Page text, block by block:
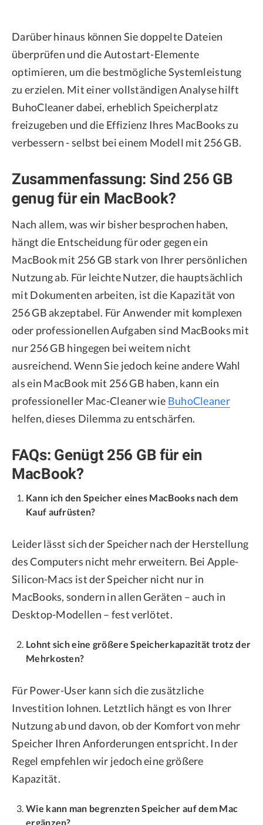
Darüber hinaus können Sie doppelte Dateien
überprüfen und die Autostart-Elemente
optimieren, um die bestmögliche Systemleistung
zu erzielen. Mit einer vollständigen Analyse hilft
BuhoCleaner dabei, erheblich Speicherplatz
freizugeben und die Effizienz Ihres MacBooks zu
verbessern - selbst bei einem Modell mit 256 GB.
Zusammenfassung: Sind 256 GB
genug für ein MacBook?
Nach allem, was wir bisher besprochen haben,
hängt die Entscheidung für oder gegen ein
MacBook mit 256 GB stark von Ihrer persönlichen
Nutzung ab. Für leichte Nutzer, die hauptsächlich
mit Dokumenten arbeiten, ist die Kapazität von
256 GB akzeptabel. Für Anwender mit komplexen
oder professionellen Aufgaben sind MacBooks mit
nur 256 GB hingegen bei weitem nicht
ausreichend. Wenn Sie jedoch keine andere Wahl
als ein MacBook mit 256 GB haben, kann ein
professioneller Mac-Cleaner wie BuhoCleaner
helfen, dieses Dilemma zu entschärfen.
FAQs: Genügt 256 GB für ein
MacBook?
Kann ich den Speicher eines MacBooks nach dem
Kauf aufrüsten?
Leider lässt sich der Speicher nach der Herstellung
des Computers nicht mehr erweitern. Bei Apple-
Silicon-Macs ist der Speicher nicht nur in
MacBooks, sondern in allen Geräten – auch in
Desktop-Modellen – fest verlötet.
Lohnt sich eine größere Speicherkapazität trotz der
Mehrkosten?
Für Power-User kann sich die zusätzliche
Investition lohnen. Letztlich hängt es von Ihrer
Nutzung ab und davon, ob der Komfort von mehr
Speicher Ihren Anforderungen entspricht. In der
Regel empfehlen wir jedoch eine größere
Kapazität.
Wie kann man begrenzten Speicher auf dem Mac
ergänzen?